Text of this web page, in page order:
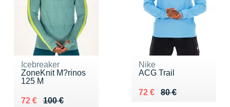
Icebreaker
ZoneKnit M?rinos
125 M
100 €
Au lieu de 100 €
72 €
Vendu 72 €
Nike
ACG Trail
80 €
Au lieu de 80 €
72 €
Vendu 72 €